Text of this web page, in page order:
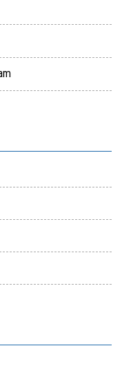
và sẵn sàng tư
hệ thống vận hành
Chính Hãng